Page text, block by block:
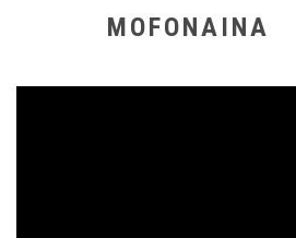
MOFONAINA